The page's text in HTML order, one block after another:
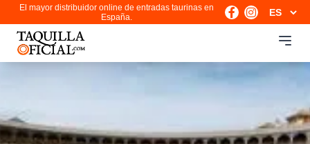
El mayor distribuidor online de entradas taurinas en
España.